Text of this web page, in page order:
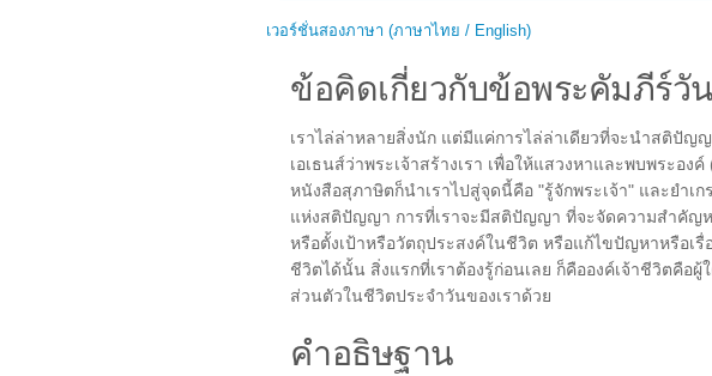
เวอร์ชั่นสองภาษา (ภาษาไทย / English)
ข้อคิดเกี่ยวกับข้อพระคัมภีร์วั
เราไล่ล่าหลายสิ่งนัก แต่มีแค่การไล่ล่าเดียวที่จะนำสติปัญ
เอเธนส์ว่าพระเจ้าสร้างเรา เพื่อให้แสวงหาและพบพระอ
หนังสือสุภาษิตก็นำเราไปสู่จุดนี้คือ "รู้จักพระเจ้า" และยำเก
แห่งสติปัญญา การที่เราจะมีสติปัญญา ที่จะจัดความสำคัญ
หรือตั้งเป้าหรือวัตถุประสงค์ในชีวิต หรือแก้ไขปัญหาหรือเรื่
ชีวิตได้นั้น สิ่งแรกที่เราต้องรู้ก่อนเลย ก็คือองค์เจ้าชีวิตคือผู้
ส่วนตัวในชีวิตประจำวันของเราด้วย
คำอธิษฐาน